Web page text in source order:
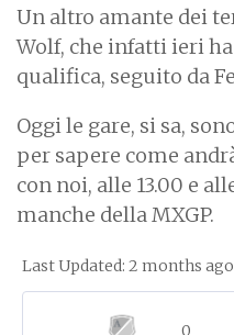
Un altro amante dei
Wolf, che infatti ieri
qualifica, seguito da
Oggi le gare, si sa,
per sapere come
con noi, alle 13.00 e
manche della MXGP.
Last Updated: 2 months ago